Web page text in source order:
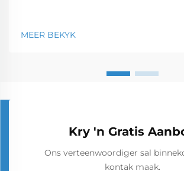
MEER BEKYK
Kry 'n Gratis
Ons verteenwoordiger sal
kontak maak.